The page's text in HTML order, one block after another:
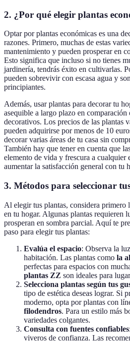
2. ¿Por qué elegir plantas
Optar por plantas económicas es una
razones. Primero, muchas de estas
mantenimiento y pueden prosperar en
Esto significa que incluso si no tienes
jardinería, tendrás éxito en cultivarlas.
pueden sobrevivir con escasa agua y
principiantes.
Además, usar plantas para decorar tu
asequible a largo plazo en comparación
decorativos. Los precios de las plantas
pueden adquirirse por menos de 10
decorar varias áreas de tu casa sin
También hay que tener en cuenta que
elemento de vida y frescura a cualquier
aumentar la satisfacción general con tu
3. Métodos para seleccionar
Al elegir tus plantas, considera primero
en tu hogar. Algunas plantas requieren
prosperan en sombra parcial. Aquí te
paso para elegir tus plantas:
Evalúa el espacio: Observa la
habitación. Las plantas como la
perfectas para espacios con
plantas ZZ son ideales para
Selecciona plantas según tus
tipo de estética deseas lograr. Si
moderno, opta por plantas con
filodendros. Para un estilo más
variedades colgantes.
Consulta con fuentes confiables
viveros de confianza. Las